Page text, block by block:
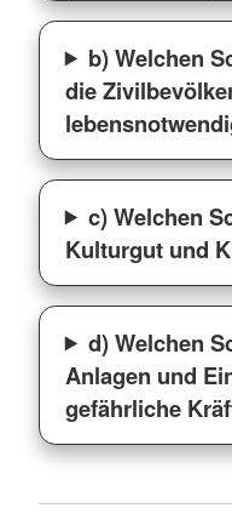
b) Welchen
die
c) Welchen
Kulturgut und
d) Welchen
Anlagen und
gefährliche